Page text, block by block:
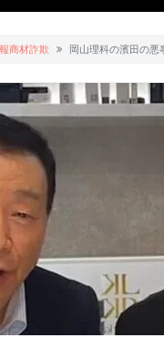
商材詐欺 岡山理科の濱田の悪